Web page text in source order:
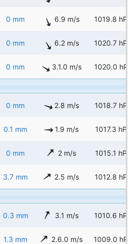
0 mm 6.9 m/s 1019.8 hPa
0 mm 6.2 m/s 1020.7 hPa
0 mm 3.1.0 m/s 1020.0 hPa
0 mm 2.8 m/s 1018.7 hPa
0.1 mm 1.9 m/s 1017.3 hPa
0 mm 2 m/s 1015.1 hPa
3.7 mm 2.5 m/s 1012.8 hPa
0.3 mm 3.1 m/s 1010.6 hPa
1.3 mm 2.6.0 m/s 1009.0 hPa